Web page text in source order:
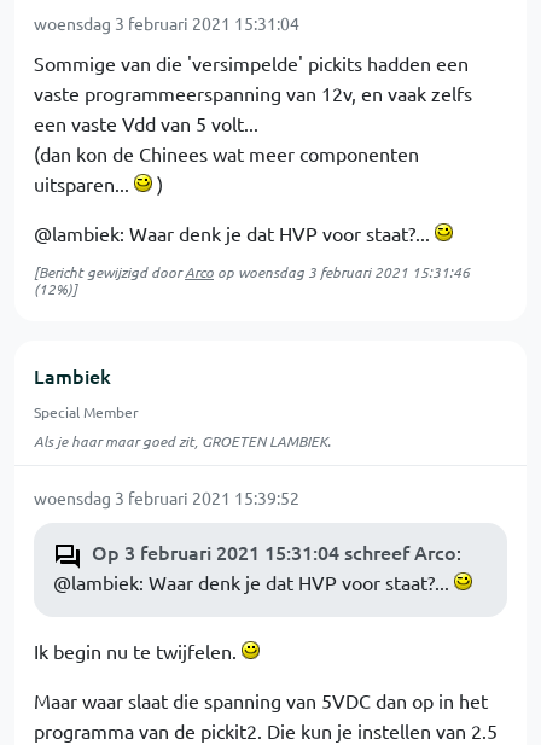
woensdag 3 februari 2021 15:31:04
Sommige van die 'versimpelde' pickits hadden een
vaste programmeerspanning van 12v, en vaak zelfs
een vaste Vdd van 5 volt...
(dan kon de Chinees wat meer componenten
uitsparen...
)
@lambiek: Waar denk je dat HVP voor staat?...
[Bericht gewijzigd doorArco op woensdag 3 februari 2021 15:31:46
(12%)]
Lambiek
Special Member
Als je haar maar goed zit, GROETEN LAMBIEK.
woensdag 3 februari 2021 15:39:52
Op 3 februari 2021 15:31:04 schreef Arco:
@lambiek: Waar denk je dat HVP voor staat?...
Ik begin nu te twijfelen.
Maar waar slaat die spanning van 5VDC dan op in het
programma van de pickit2. Die kun je instellen van 2.5